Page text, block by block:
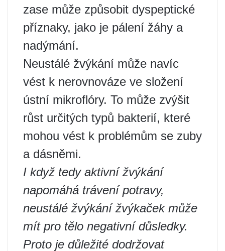
zase může způsobit dyspeptické
příznaky, jako je pálení žáhy a
nadýmání.
Neustálé žvýkání může navíc
vést k nerovnováze ve složení
ústní mikroflóry. To může zvýšit
růst určitých typů bakterií, které
mohou vést k problémům se zuby
a dásněmi.
I když tedy aktivní žvýkání
napomáhá trávení potravy,
neustálé žvýkání žvýkaček může
mít pro tělo negativní důsledky.
Proto je důležité dodržovat